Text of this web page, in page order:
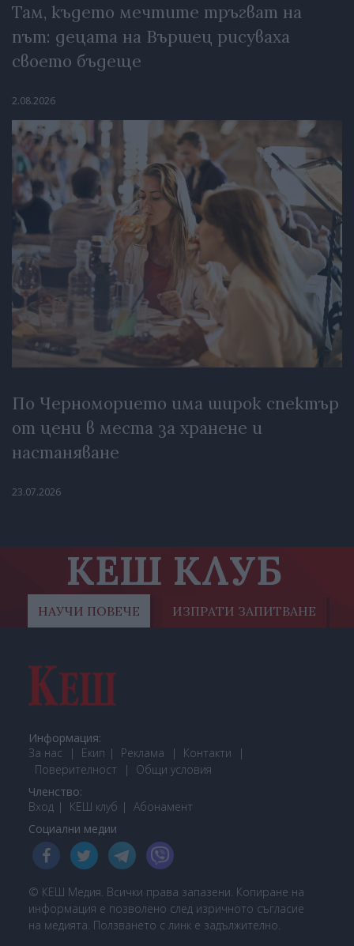
Там, където мечтите тръгват на
път: децата на Вършец рисуваха
своето бъдеще
2.08.2026
По Черноморието има широк спектър
от цени в места за хранене и
настаняване
23.07.2026
КЕШ КЛУБ
НАУЧИ ПОВЕЧЕ ИЗПРАТИ ЗАПИТВАНЕ
Информация:
За нас
Екип Реклама
Контакти
Поверителност
Общи условия
Членство:
Вход
КЕШ клуб Абонамент
Социални медии
© КЕШ Медия. Всички права запазени. Копиране на
информация е позволено след изричното съгласие
на медията. Ползването с линк е задължително.